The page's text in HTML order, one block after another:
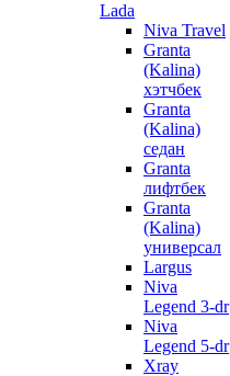
Lada
Niva Travel
Granta
(Kalina)
хэтчбек
Granta
(Kalina)
седан
Granta
лифтбек
Granta
(Kalina)
универсал
Largus
Niva
Legend 3-dr
Niva
Legend 5-dr
Xray